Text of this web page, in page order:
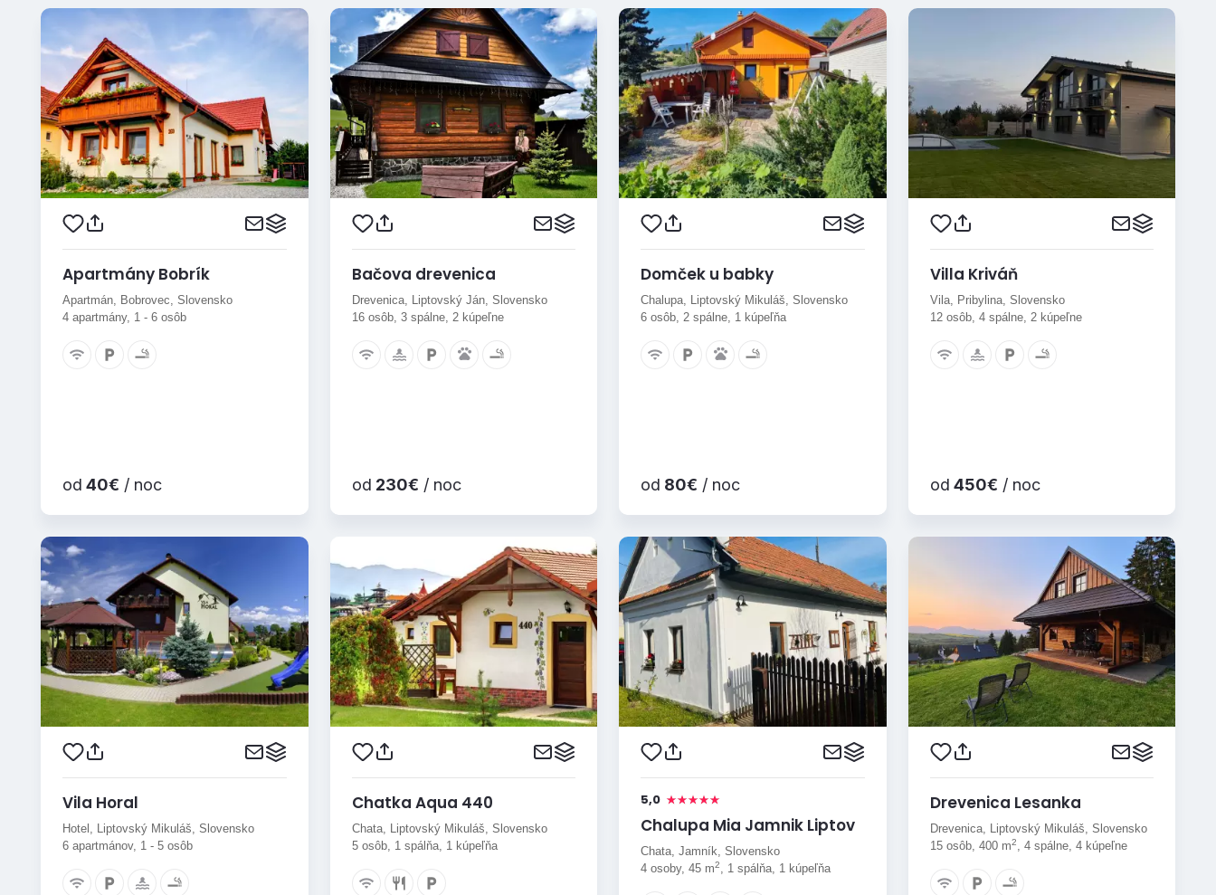
Apartmány Bobrík
Apartmán, Bobrovec, Slovensko
4 apartmány, 1 - 6 osôb
od 40€ / noc
Bačova drevenica
Drevenica, Liptovský Ján, Slovensko
16 osôb, 3 spálne, 2 kúpeľne
od 230€ / noc
Domček u babky
Chalupa, Liptovský Mikuláš, Slovensko
6 osôb, 2 spálne, 1 kúpeľňa
od 80€ / noc
Villa Kriváň
Vila, Pribylina, Slovensko
12 osôb, 4 spálne, 2 kúpeľne
od 450€ / noc
Vila Horal
Hotel, Liptovský Mikuláš, Slovensko
6 apartmánov, 1 - 5 osôb
Chatka Aqua 440
Chata, Liptovský Mikuláš, Slovensko
5 osôb, 1 spálňa, 1 kúpeľňa
5,0
Chalupa Mia Jamnik Liptov
Chata, Jamník, Slovensko
4 osoby, 45 m2, 1 spálňa, 1 kúpeľňa
Drevenica Lesanka
Drevenica, Liptovský Mikuláš, Slovensko
15 osôb, 400 m2, 4 spálne, 4 kúpeľne